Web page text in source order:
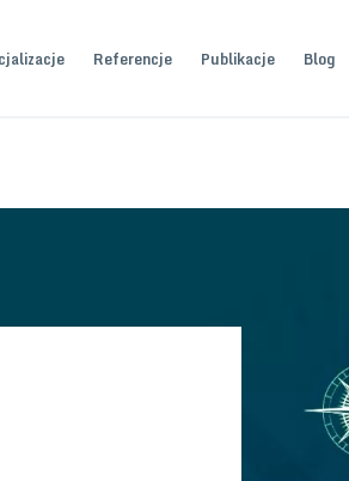
Referencje Publikacje Blog